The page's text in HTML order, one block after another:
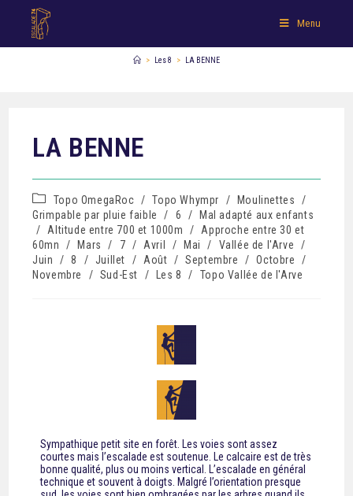
Menu
> Les 8 > LA BENNE
LA BENNE
Topo OmegaRoc / Topo Whympr / Moulinettes
/
Grimpable par pluie faible
/ 6 /
Mal adapté aux enfants
/
Altitude entre 700 et 1000m /
Approche entre 30 et
60mn
/ Mars / 7 / Avril / Mai / Vallée de l'Arve
/
Juin
/ 8 / Juillet / Août / Septembre / Octobre
/
Novembre
/ Sud-Est / Les 8 / Topo Vallée de l'Arve
Sympathique petit site en forêt. Les voies sont assez
courtes mais l’escalade est soutenue. Le calcaire est de très
bonne qualité, plus ou moins vertical. L’escalade en général
technique et souvent à doigts. Malgré l’orientation presque